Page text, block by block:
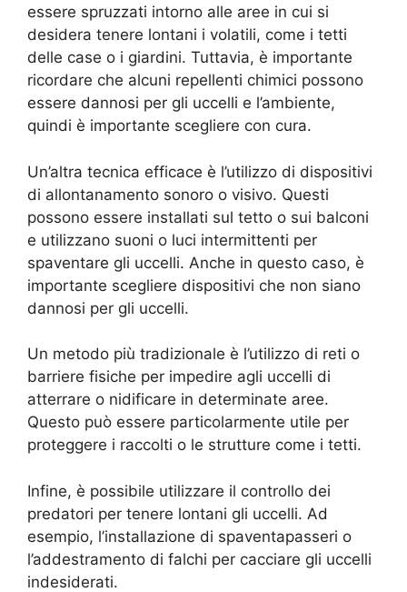
essere spruzzati intorno alle aree in cui si
desidera tenere lontani i volatili, come i tetti
delle case o i giardini. Tuttavia, è importante
ricordare che alcuni repellenti chimici possono
essere dannosi per gli uccelli e l’ambiente,
quindi è importante scegliere con cura.
Un’altra tecnica efficace è l’utilizzo di dispositivi
di allontanamento sonoro o visivo. Questi
possono essere installati sul tetto o sui balconi
e utilizzano suoni o luci intermittenti per
spaventare gli uccelli. Anche in questo caso, è
importante scegliere dispositivi che non siano
dannosi per gli uccelli.
Un metodo più tradizionale è l’utilizzo di reti o
barriere fisiche per impedire agli uccelli di
atterrare o nidificare in determinate aree.
Questo può essere particolarmente utile per
proteggere i raccolti o le strutture come i tetti.
Infine, è possibile utilizzare il controllo dei
predatori per tenere lontani gli uccelli. Ad
esempio, l’installazione di spaventapasseri o
l’addestramento di falchi per cacciare gli uccelli
indesiderati.